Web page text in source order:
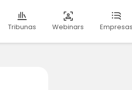
Tribunas Webinars Empresas